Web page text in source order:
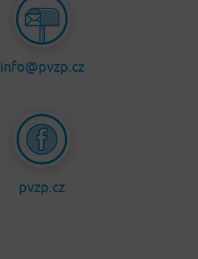
info@pvzp.cz
pvzp.cz